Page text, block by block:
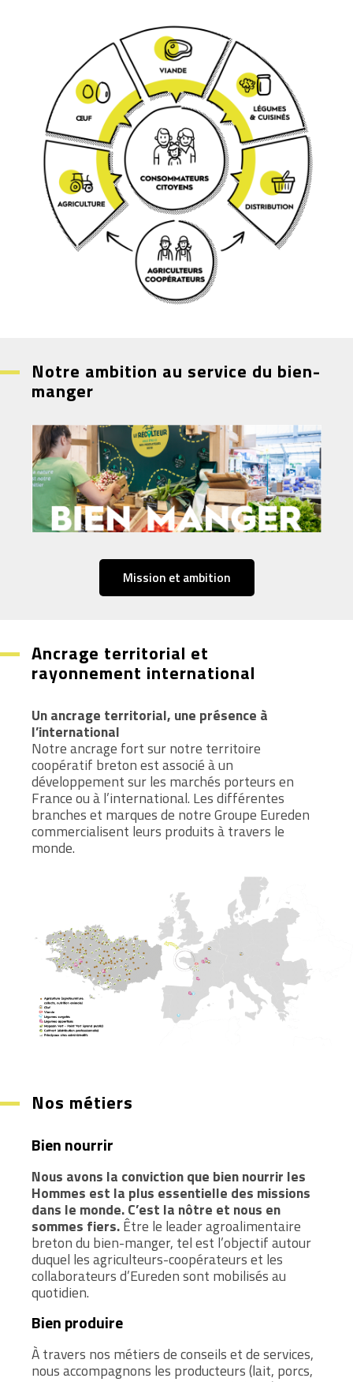
Notre ambition au service du bien-
manger
Mission et ambition
Ancrage territorial et
rayonnement international
Un ancrage territorial, une présence à
l’international
Notre ancrage fort sur notre territoire
coopératif breton est associé à un
développement sur les marchés porteurs en
France ou à l’international. Les différentes
branches et marques de notre Groupe Eureden
commercialisent leurs produits à travers le
monde.
Nos métiers
Bien nourrir
Nous avons la conviction que bien nourrir les
Hommes est la plus essentielle des missions
dans le monde. C’est la nôtre et nous en
sommes fiers.Être le leader agroalimentaire
breton du bien-manger, tel est l’objectif autour
duquel les agriculteurs-coopérateurs et les
collaborateurs d’Eureden sont mobilisés au
quotidien.
Bien produire
À travers nos métiers de conseils et de services,
nous accompagnons les producteurs (lait, porcs,